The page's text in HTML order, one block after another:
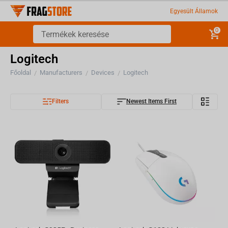
Egyesült Államok
0
Logitech
Főoldal / Manufacturers / Devices / Logitech
Filters Newest Items First